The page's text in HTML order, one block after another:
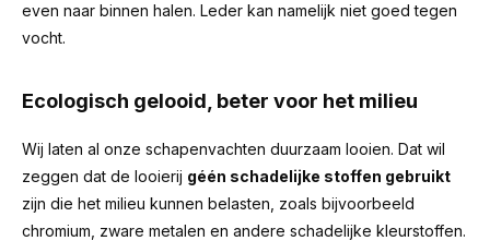
even naar binnen halen. Leder kan namelijk niet goed tegen
vocht.
Ecologisch gelooid, beter voor het milieu
Wij laten al onze schapenvachten duurzaam looien. Dat wil
zeggen dat de looierij géén schadelijke stoffen gebruikt
zijn die het milieu kunnen belasten, zoals bijvoorbeeld
chromium, zware metalen en andere schadelijke kleurstoffen.